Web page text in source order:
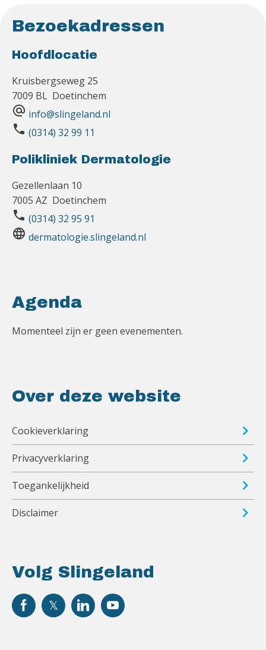
Bezoekadressen
Hoofdlocatie
Kruisbergseweg 25
7009 BL Doetinchem
alternate_email info@slingeland.nl
phone (0314) 32 99 11
Polikliniek Dermatologie
Gezellenlaan 10
7005 AZ Doetinchem
phone (0314) 32 95 91
language dermatologie.slingeland.nl
Volg Slingeland
Agenda
Momenteel zijn er geen evenementen.
Over deze website
Cookieverklaring
Privacyverklaring
Toegankelijkheid
Disclaimer